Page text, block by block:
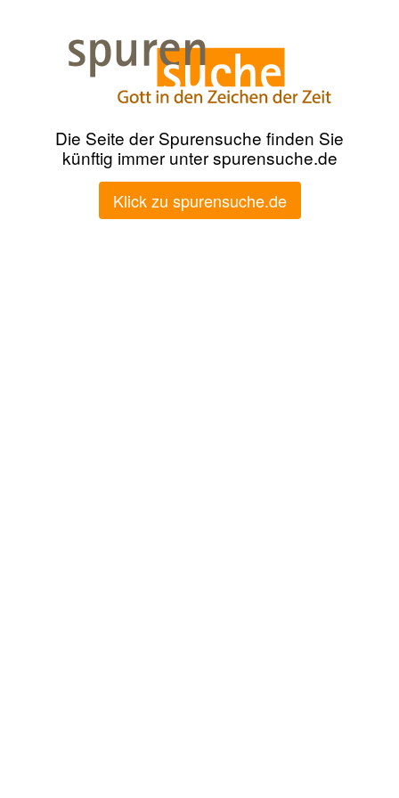
Die Seite der Spurensuche finden Sie
künftig immer unter spurensuche.de
Klick zu spurensuche.de